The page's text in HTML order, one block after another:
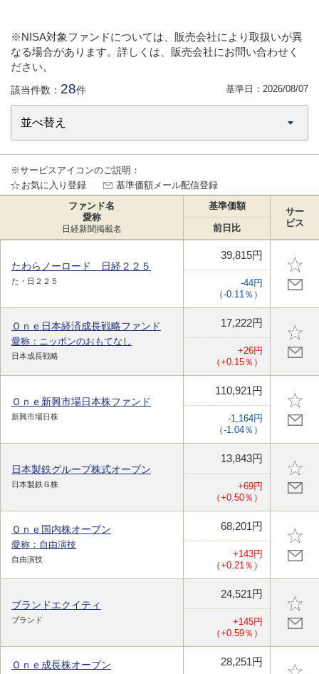
※NISA対象ファンドについては、販売会社により取扱いが異
なる場合があります。詳しくは、販売会社にお問い合わせく
ださい。
該当件数： 28件 基準日： 2026/08/07
※サービスアイコンのご説明：
お気に入り登録
基準価額メール配信登録
ファンド名
愛称
日経新聞掲載名
基準価額
サー
ビス
前日比
たわらノーロード 日経２２５
た・日２２５
39,815円
-44円
（-0.11％）
Ｏｎｅ日本経済成長戦略ファンド
愛称：ニッポンのおもてなし
日本成長戦略
17,222円
+26円
（+0.15％）
Ｏｎｅ新興市場日本株ファンド
新興市場日株
110,921円
-1,164円
（-1.04％）
日本製鉄グループ株式オープン
日本製鉄Ｇ株
13,843円
+69円
（+0.50％）
Ｏｎｅ国内株オープン
愛称：自由演技
自由演技
68,201円
+143円
（+0.21％）
ブランドエクイティ
ブランド
24,521円
+145円
（+0.59％）
Ｏｎｅ成長株オープン 28,251円